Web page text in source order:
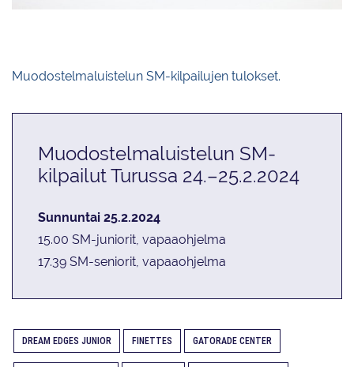
Muodostelmaluistelun SM-kilpailujen tulokset.
Muodostelmaluistelun SM-
kilpailut Turussa 24.–25.2.2024
Sunnuntai 25.2.2024
15.00 SM-juniorit, vapaaohjelma
17.39 SM-seniorit, vapaaohjelma
DREAM EDGES JUNIOR FINETTES GATORADE CENTER